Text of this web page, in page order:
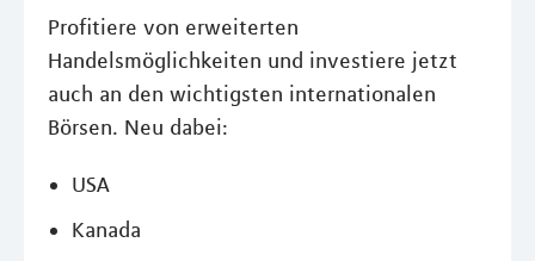
Profitiere von erweiterten
Handelsmöglichkeiten und investiere jetzt
auch an den wichtigsten internationalen
Börsen. Neu dabei:
USA
Kanada